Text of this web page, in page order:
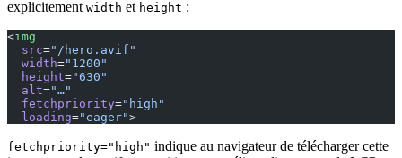
explicitement width et height :
<img
  src
="/hero.avif"
  width
="1200"
  height
="630"
  alt
="…"
  fetchpriority
="high"
  loading
="eager">
fetchpriority="high" indique au navigateur de télécharger cette